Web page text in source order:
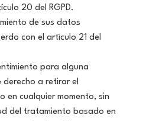
20 del RGPD.
de sus datos
con el artículo 21 del
para alguna
a retirar el
en cualquier momento, sin
del tratamiento basado en